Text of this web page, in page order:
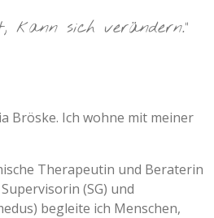
kann sich verändern."
Bröske. Ich wohne mit meiner
Therapeutin und Beraterin
(SG) und
begleite ich Menschen,